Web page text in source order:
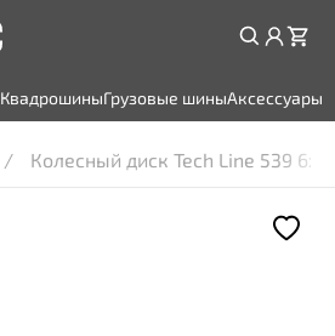
КвадрошиныГрузовые шиныАксессуары
Колесный диск Tech Line 539